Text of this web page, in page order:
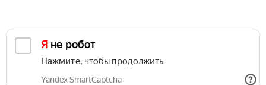
Я не робот
Нажмите, чтобы продолжить
Yandex SmartCaptcha